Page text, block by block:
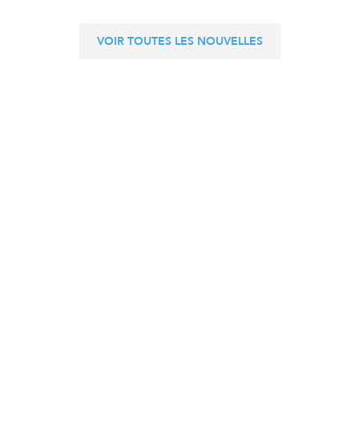
VOIR TOUTES LES NOUVELLES